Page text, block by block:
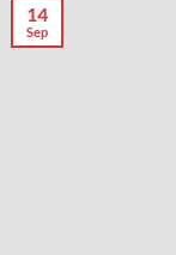
14
Sep